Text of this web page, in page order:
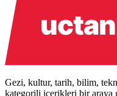
Gezi, kultur, tarih, bilim,
kategorili icerikleri bir araya